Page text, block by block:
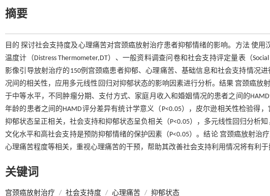
摘要
目的 探讨社会支持度及心理痛苦对宫颈癌放射治疗患者抑郁情绪的影响。方法 使用
温度计（Distress Thermometer,DT）、一般资料调查问卷和社会支持评定量表（Social
影像引导放射治疗的150例宫颈癌患者抑郁、心理痛苦、基础信息和社会支持情况
况间的相关性，应用多元线性回归对抑郁状态的影响因素进行分析。结果 宫颈癌放
于中等水平，不同肿瘤分期、支付方式、家庭月收入和婚姻情况的患者之间的
年龄的患者之间的HAMD评分差异有统计学意义（P<0.05），皮尔逊相关性检验得
抑郁状态呈正相关，社会支持和抑郁状态呈负相关（P<0.05），多元线性回归分析
文化水平和高社会支持是预防抑郁情绪的保护因素（P<0.05）。结论 宫颈癌放射治
心理痛苦程度等相关，重视心理痛苦的干预，帮助其改善社会支持利用情况将有利于
关键词
宫颈癌放射治疗 / 社会支持度 / 心理痛苦 / 抑郁状态